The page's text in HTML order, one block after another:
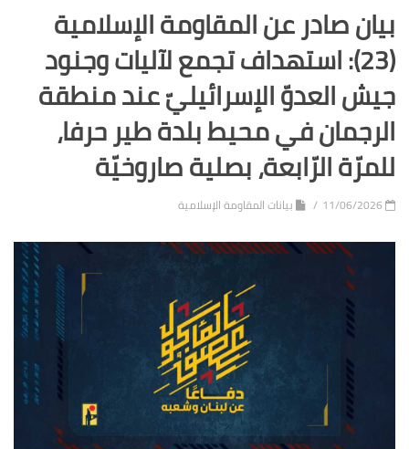
بيان صادر عن المقاومة الإسلامية
(23):‏ استهداف تجمع لآليات وجنود
جيش العدوّ الإسرائيليّ عند منطقة
الرجمان في محيط بلدة طير حرفا،
للمرّة الرّابعة، بصلية صاروخيّة
بيانات المقاومة الإسلامية